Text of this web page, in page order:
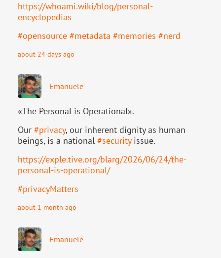
https://whoami.wiki/blog/personal-
encyclopedias
#opensource #metadata #memories #nerd
about 24 days ago
Emanuele
«The Personal is Operational».
Our #privacy, our inherent dignity as human
beings, is a national #securityissue.
https://exple.tive.org/blarg/2026/06/24/the-
personal-is-operational/
#privacyMatters
about 1 month ago
Emanuele